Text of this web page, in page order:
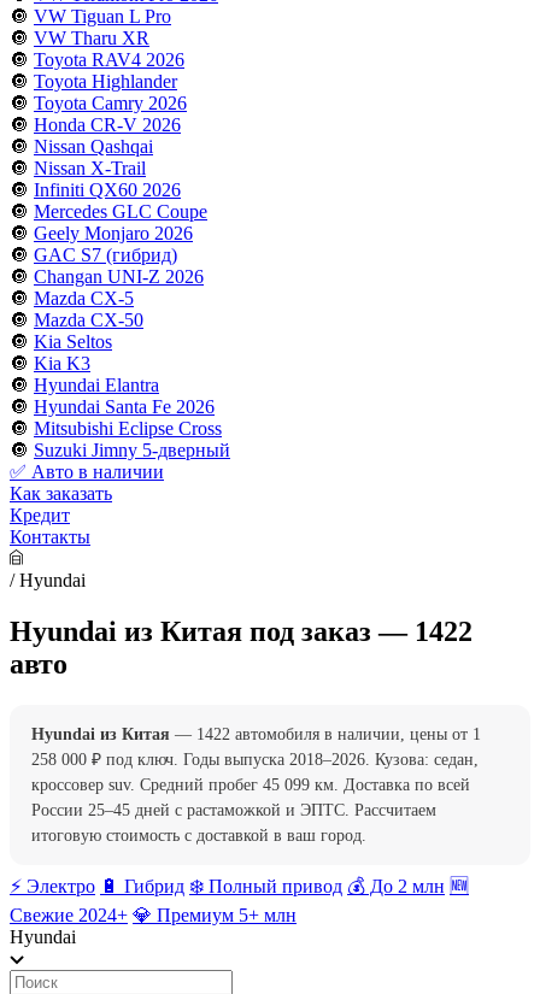
🔘 VW Tiguan L Pro
🔘 VW Tharu XR
🔘 Toyota RAV4 2026
🔘 Toyota Highlander
🔘 Toyota Camry 2026
🔘 Honda CR-V 2026
🔘 Nissan Qashqai
🔘 Nissan X-Trail
🔘 Infiniti QX60 2026
🔘 Mercedes GLC Coupe
🔘 Geely Monjaro 2026
🔘 GAC S7 (гибрид)
🔘 Changan UNI-Z 2026
🔘 Mazda CX-5
🔘 Mazda CX-50
🔘 Kia Seltos
🔘 Kia K3
🔘 Hyundai Elantra
🔘 Hyundai Santa Fe 2026
🔘 Mitsubishi Eclipse Cross
🔘 Suzuki Jimny 5-дверный
✅ Авто в наличии
Как заказать
Кредит
Контакты
/Hyundai
Hyundai из Китая под заказ — 1422
авто
Hyundai из Китая — 1422 автомобиля в наличии, цены от 1
258 000 ₽ под ключ. Годы выпуска 2018–2026. Кузова: седан,
кроссовер suv. Средний пробег 45 099 км. Доставка по всей
России 25–45 дней с растаможкой и ЭПТС. Рассчитаем
итоговую стоимость с доставкой в ваш город.
⚡️ Электро 🔋 Гибрид ❄️ Полный привод 💰 До 2 млн 🆕
Свежие 2024+ 💎 Премиум 5+ млн
Hyundai